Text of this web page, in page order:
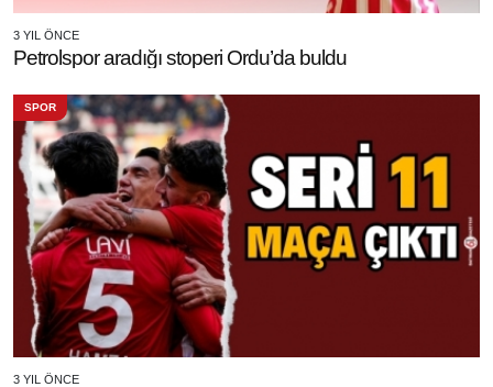
3 YIL ÖNCE
Petrolspor aradığı stoperi Ordu’da buldu
SPOR
3 YIL ÖNCE